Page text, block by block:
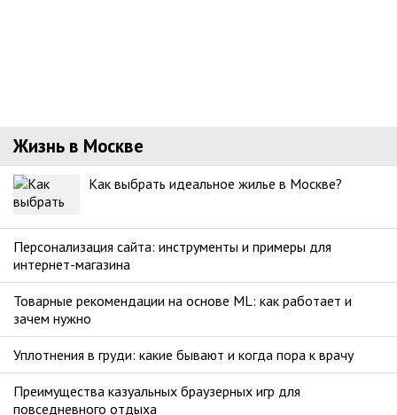
Жизнь в Москве
Как выбрать идеальное жилье в Москве?
Персонализация сайта: инструменты и примеры для
интернет-магазина
Товарные рекомендации на основе ML: как работает и
зачем нужно
Уплотнения в груди: какие бывают и когда пора к врачу
Преимущества казуальных браузерных игр для
повседневного отдыха